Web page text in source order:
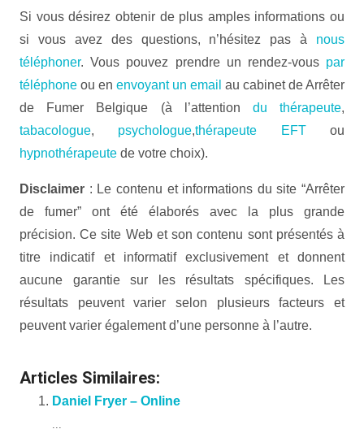
Si vous désirez obtenir de plus amples informations ou
si vous avez des questions, n’hésitez pas à nous
téléphoner. Vous pouvez prendre un rendez-vous par
téléphone ou en envoyant un email au cabinet de Arrêter
de Fumer Belgique (à l’attention du thérapeute,
tabacologue, psychologue,thérapeute EFTou
hypnothérapeute de votre choix).
Disclaimer : Le contenu et informations du site “Arrêter
de fumer” ont été élaborés avec la plus grande
précision. Ce site Web et son contenu sont présentés à
titre indicatif et informatif exclusivement et donnent
aucune garantie sur les résultats spécifiques. Les
résultats peuvent varier selon plusieurs facteurs et
peuvent varier également d’une personne à l’autre.
Articles Similaires:
Daniel Fryer – Online
...